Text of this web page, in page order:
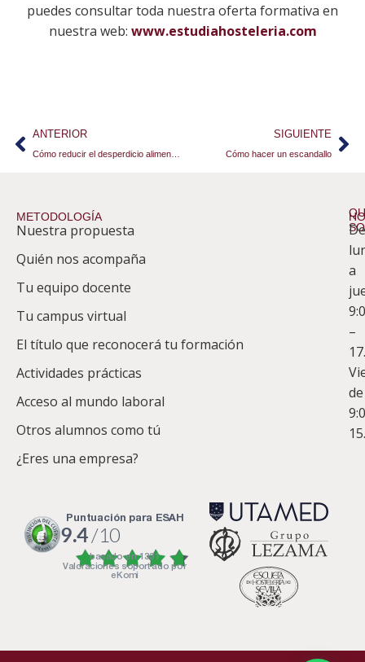
puedes consultar toda nuestra oferta formativa en
nuestra web: www.estudiahosteleria.com
ANTERIOR SIGUIENTE
Cómo hacer un escandallo
METODOLOGÍA
Nuestra propuesta
Quién nos acompaña
Tu equipo docente
Tu campus virtual
El título que reconocerá tu formación
Actividades prácticas
Acceso al mundo laboral
Otros alumnos como tú
¿Eres una empresa?
Te
De
a
–
de
puntuación para ESAH
9.4/10
basado en1331
Valoraciones soportado por
eKomi